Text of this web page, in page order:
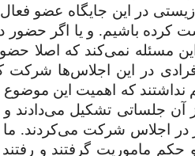
زیستی در این جایگاه عضو
کرده باشیم. و یا اگر حضور
مسئله نمی‌کند که اصلا
در این اجلاس‌ها شرکت
نداشتند که اهمیت این موضوع
آن جلساتی تشکیل
در اجلاس شرکت می‌کردند. ما
و حکم ماموریت گرفتند و